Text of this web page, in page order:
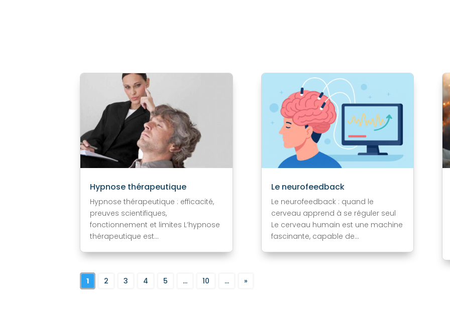
Hypnose thérapeutique
Hypnose thérapeutique : efficacité,
preuves scientifiques,
fonctionnement et limites L’hypnose
thérapeutique est...
Le neurofeedback
Le neurofeedback : quand le
cerveau apprend à se réguler seul
Le cerveau humain est une machine
fascinante, capable de...
1 2 3 4 5 ... 10 ... »